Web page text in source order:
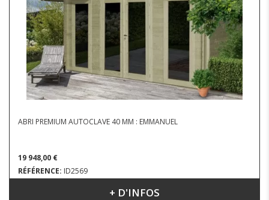
ABRI PREMIUM AUTOCLAVE 40 MM : EMMANUEL
19 948,00 €
RÉFÉRENCE: ID2569
DIMENSIONS : 5.04 X 5.42 M+ D'INFOS